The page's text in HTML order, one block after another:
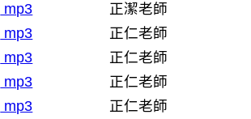
mp3
正潔老師
mp3
正仁老師
mp3
正仁老師
mp3
正仁老師
mp3
正仁老師